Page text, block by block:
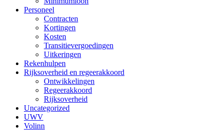
Personeel
Contracten
Kortingen
Kosten
Transitievergoedingen
Uitkeringen
Rekenhulpen
Rijksoverheid en regeerakkoord
Ontwikkelingen
Regeerakkoord
Rijksoverheid
Uncategorized
UWV
Volinn